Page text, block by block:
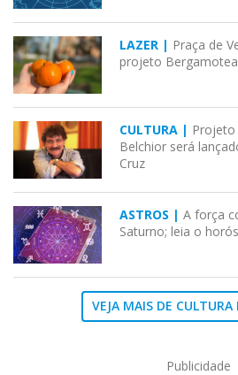
LAZER | Praça de
projeto
CULTURA |
Belchior será
Cruz
ASTROS | A força
Saturno; leia o
VEJA MAIS DE CULTURA
Publicidade